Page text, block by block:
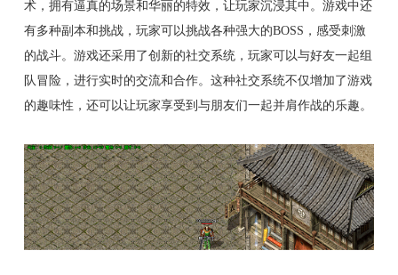
术，拥有逼真的场景和华丽的特效，让玩家沉浸其中。游戏中还
有多种副本和挑战，玩家可以挑战各种强大的BOSS，感受刺激
的战斗。游戏还采用了创新的社交系统，玩家可以与好友一起组
队冒险，进行实时的交流和合作。这种社交系统不仅增加了游戏
的趣味性，还可以让玩家享受到与朋友们一起并肩作战的乐趣。